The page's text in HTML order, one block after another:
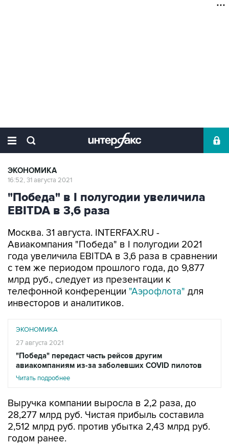
ЭКОНОМИКА
16:52, 31 августа 2021
"Победа" в I полугодии увеличила
EBITDA в 3,6 раза
Москва. 31 августа. INTERFAX.RU -
Авиакомпания "Победа" в I полугодии 2021
года увеличила EBITDA в 3,6 раза в сравнении
с тем же периодом прошлого года, до 9,877
млрд руб., следует из презентации к
телефонной конференции "Аэрофлота" для
инвесторов и аналитиков.
ЭКОНОМИКА
27 августа 2021
"Победа" передаст часть рейсов другим
авиакомпаниям из-за заболевших COVID пилотов
Читать подробнее
Выручка компании выросла в 2,2 раза, до
28,277 млрд руб. Чистая прибыль составила
2,512 млрд руб. против убытка 2,43 млрд руб.
годом ранее.